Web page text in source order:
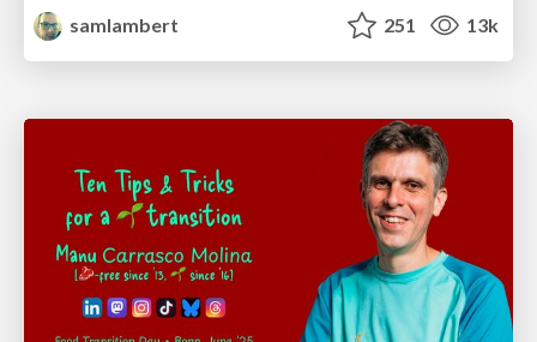
samlambert
251 13k